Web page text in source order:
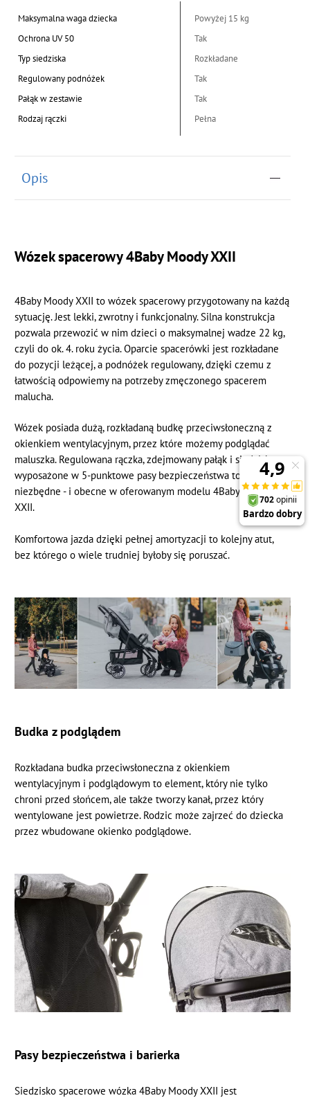
Maksymalna waga dziecka
Powyżej 15 kg
Ochrona UV 50
Tak
Typ siedziska
Rozkładane
Regulowany podnóżek
Tak
Pałąk w zestawie
Tak
Rodzaj rączki
Pełna
Opis
Wózek spacerowy 4Baby Moody XXII
4Baby Moody XXII to wózek spacerowy przygotowany na każdą
sytuację. Jest lekki, zwrotny i funkcjonalny. Silna konstrukcja
pozwala przewozić w nim dzieci o maksymalnej wadze 22 kg,
czyli do ok. 4. roku życia. Oparcie spacerówki jest rozkładane
do pozycji leżącej, a podnóżek regulowany, dzięki czemu z
łatwością odpowiemy na potrzeby zmęczonego spacerem
malucha.
Wózek posiada dużą, rozkładaną budkę przeciwsłoneczną z
okienkiem wentylacyjnym, przez które możemy podglądać
maluszka. Regulowana rączka, zdejmowany pałąk i siedzisko
wyposażone w 5-punktowe pasy bezpieczeństwa to elementy
niezbędne - i obecne w oferowanym modelu 4Baby Moody
XXII.
Komfortowa jazda dzięki pełnej amortyzacji to kolejny atut,
bez którego o wiele trudniej byłoby się poruszać.
Budka z podglądem
Rozkładana budka przeciwsłoneczna z okienkiem
wentylacyjnym i podglądowym to element, który nie tylko
chroni przed słońcem, ale także tworzy kanał, przez który
wentylowane jest powietrze. Rodzic może zajrzeć do dziecka
przez wbudowane okienko podglądowe.
Pasy bezpieczeństwa i barierka
Siedzisko spacerowe wózka 4Baby Moody XXII jest